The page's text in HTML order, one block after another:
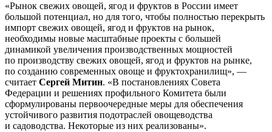
«Рынок свежих овощей, ягод и фруктов в России имеет
большой потенциал, но для того, чтобы полностью перекрыть
импорт свежих овощей, ягод и фруктов на рынок,
необходимы новые масштабные проекты с большей
динамикой увеличения производственных мощностей
по производству свежих овощей, ягод и фруктов на рынке,
по созданию современных овоще и фруктохранилищ», —
считает Сергей Митин. «В постановлениях Совета
Федерации и решениях профильного Комитета были
сформулированы первоочередные меры для обеспечения
устойчивого развития подотраслей овощеводства
и садоводства. Некоторые из них реализованы».